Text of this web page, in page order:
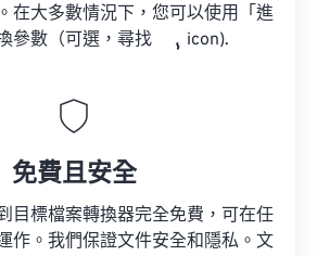
在大多數情況下，您可以使用「進
參數（可選，尋找
icon).
免費且安全
目標檔案轉換器完全免費，可在任
作。我們保證文件安全和隱私。文